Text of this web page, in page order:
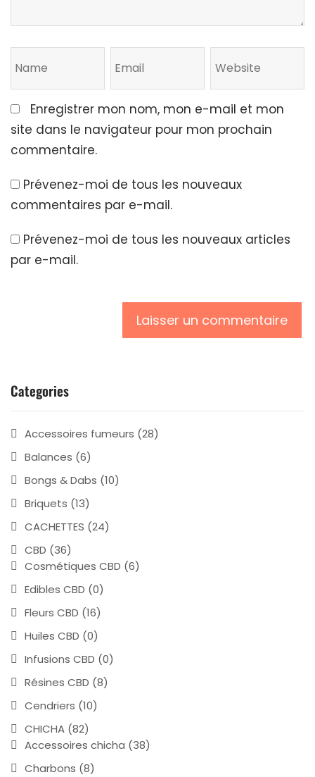
Enregistrer mon nom, mon e-mail et mon
site dans le navigateur pour mon prochain
commentaire.
Prévenez-moi de tous les nouveaux
commentaires par e-mail.
Prévenez-moi de tous les nouveaux articles
par e-mail.
Categories
Accessoires fumeurs (28)
Balances (6)
Bongs & Dabs (10)
Briquets (13)
CACHETTES (24)
CBD (36)
Cosmétiques CBD (6)
Edibles CBD (0)
Fleurs CBD (16)
Huiles CBD (0)
Infusions CBD (0)
Résines CBD (8)
Cendriers (10)
CHICHA (82)
Accessoires chicha (38)
Charbons (8)